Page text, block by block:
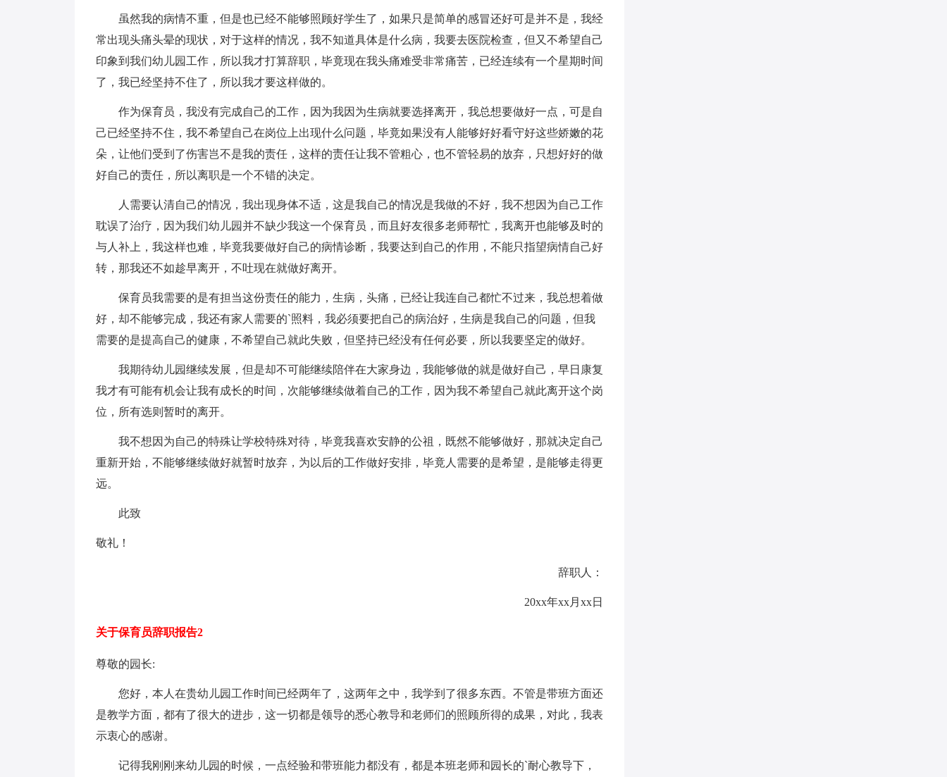
虽然我的病情不重，但是也已经不能够照顾好学生了，如果只是简单的感冒还好可是并不是，我经
常出现头痛头晕的现状，对于这样的情况，我不知道具体是什么病，我要去医院检查，但又不希望自己
印象到我们幼儿园工作，所以我才打算辞职，毕竟现在我头痛难受非常痛苦，已经连续有一个星期时间
了，我已经坚持不住了，所以我才要这样做的。
作为保育员，我没有完成自己的工作，因为我因为生病就要选择离开，我总想要做好一点，可是自
己已经坚持不住，我不希望自己在岗位上出现什么问题，毕竟如果没有人能够好好看守好这些娇嫩的花
朵，让他们受到了伤害岂不是我的责任，这样的责任让我不管粗心，也不管轻易的放弃，只想好好的做
好自己的责任，所以离职是一个不错的决定。
人需要认清自己的情况，我出现身体不适，这是我自己的情况是我做的不好，我不想因为自己工作
耽误了治疗，因为我们幼儿园并不缺少我这一个保育员，而且好友很多老师帮忙，我离开也能够及时的
与人补上，我这样也难，毕竟我要做好自己的病情诊断，我要达到自己的作用，不能只指望病情自己好
转，那我还不如趁早离开，不吐现在就做好离开。
保育员我需要的是有担当这份责任的能力，生病，头痛，已经让我连自己都忙不过来，我总想着做
好，却不能够完成，我还有家人需要的`照料，我必须要把自己的病治好，生病是我自己的问题，但我
需要的是提高自己的健康，不希望自己就此失败，但坚持已经没有任何必要，所以我要坚定的做好。
我期待幼儿园继续发展，但是却不可能继续陪伴在大家身边，我能够做的就是做好自己，早日康复
我才有可能有机会让我有成长的时间，次能够继续做着自己的工作，因为我不希望自己就此离开这个岗
位，所有选则暂时的离开。
我不想因为自己的特殊让学校特殊对待，毕竟我喜欢安静的公祖，既然不能够做好，那就决定自己
重新开始，不能够继续做好就暂时放弃，为以后的工作做好安排，毕竟人需要的是希望，是能够走得更
远。
此致
敬礼！
辞职人：
20xx年xx月xx日
关于保育员辞职报告2
尊敬的园长:
您好，本人在贵幼儿园工作时间已经两年了，这两年之中，我学到了很多东西。不管是带班方面还
是教学方面，都有了很大的进步，这一切都是领导的悉心教导和老师们的照顾所得的成果，对此，我表
示衷心的感谢。
记得我刚刚来幼儿园的时候，一点经验和带班能力都没有，都是本班老师和园长的`耐心教导下，